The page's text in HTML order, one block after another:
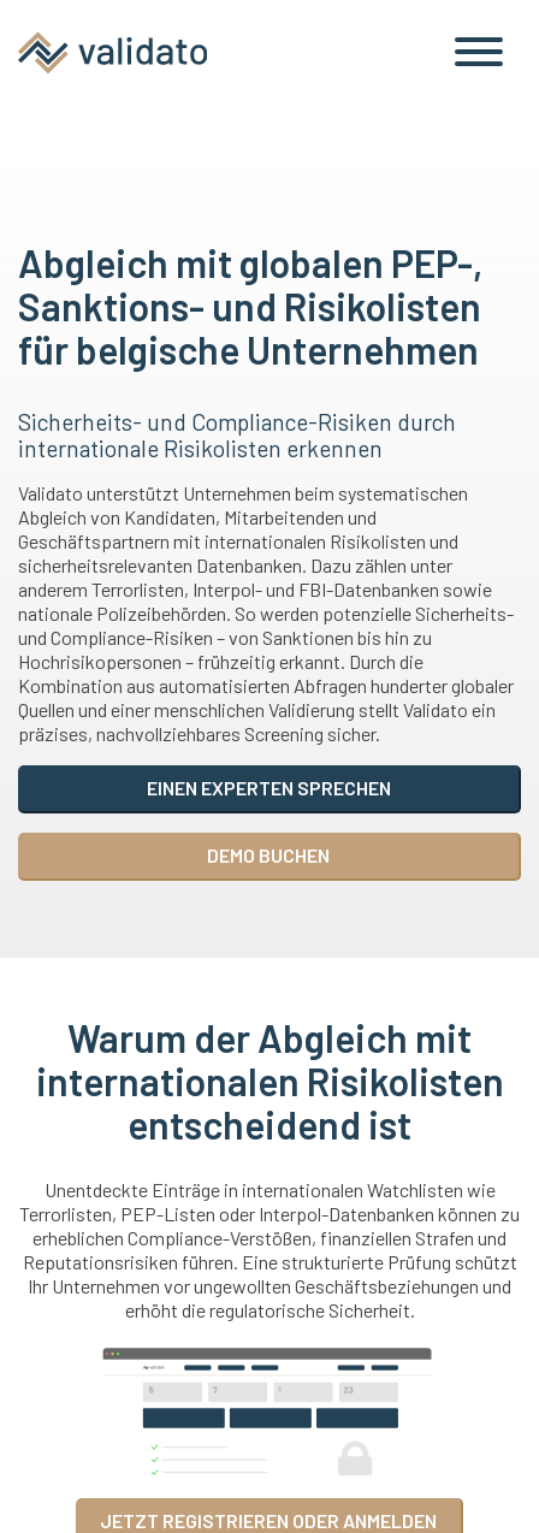
Abgleich mit globalen PEP-,
Sanktions- und Risikolisten
für belgische Unternehmen
Sicherheits- und Compliance-Risiken durch
internationale Risikolisten erkennen
Validato unterstützt Unternehmen beim systematischen
Abgleich von Kandidaten, Mitarbeitenden und
Geschäftspartnern mit internationalen Risikolisten und
sicherheitsrelevanten Datenbanken. Dazu zählen unter
anderem Terrorlisten, Interpol- und FBI-Datenbanken sowie
nationale Polizeibehörden. So werden potenzielle Sicherheits-
und Compliance-Risiken – von Sanktionen bis hin zu
Hochrisikopersonen – frühzeitig erkannt. Durch die
Kombination aus automatisierten Abfragen hunderter globaler
Quellen und einer menschlichen Validierung stellt Validato ein
präzises, nachvollziehbares Screening sicher.
EINEN EXPERTEN SPRECHEN
DEMO BUCHEN
Warum der Abgleich mit
internationalen Risikolisten
entscheidend ist
Unentdeckte Einträge in internationalen Watchlisten wie
Terrorlisten, PEP-Listen oder Interpol-Datenbanken können zu
erheblichen Compliance-Verstößen, finanziellen Strafen und
Reputationsrisiken führen. Eine strukturierte Prüfung schützt
Ihr Unternehmen vor ungewollten Geschäftsbeziehungen und
erhöht die regulatorische Sicherheit.
JETZT REGISTRIEREN ODER ANMELDEN